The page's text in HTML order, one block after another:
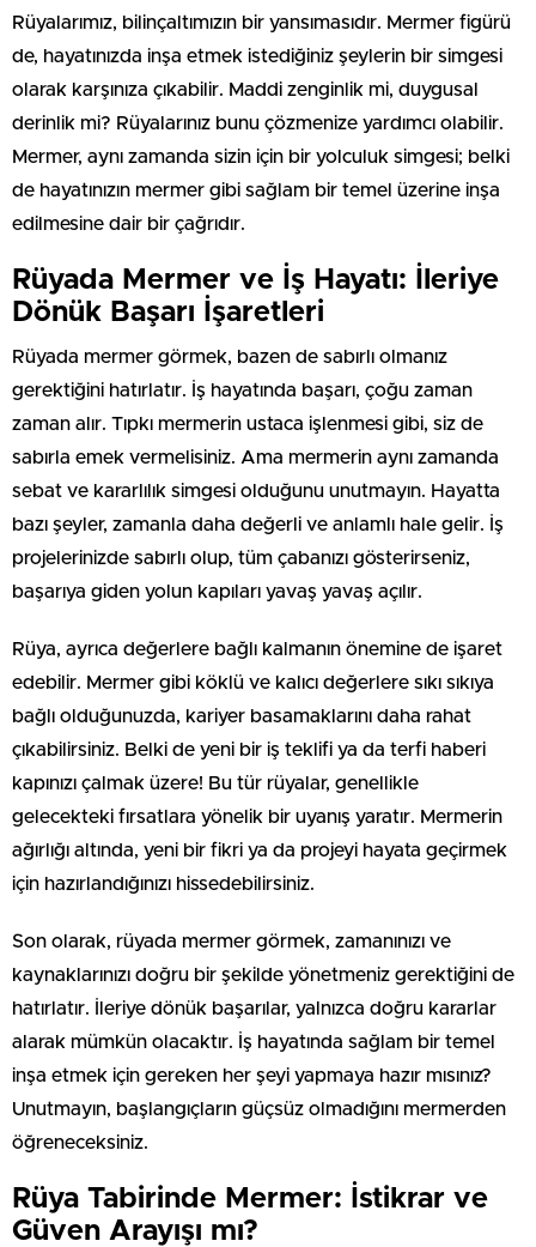
Rüyalarımız, bilinçaltımızın bir yansımasıdır. Mermer figürü
de, hayatınızda inşa etmek istediğiniz şeylerin bir simgesi
olarak karşınıza çıkabilir. Maddi zenginlik mi, duygusal
derinlik mi? Rüyalarınız bunu çözmenize yardımcı olabilir.
Mermer, aynı zamanda sizin için bir yolculuk simgesi; belki
de hayatınızın mermer gibi sağlam bir temel üzerine inşa
edilmesine dair bir çağrıdır.
Rüyada Mermer ve İş Hayatı: İleriye
Dönük Başarı İşaretleri
Rüyada mermer görmek, bazen de sabırlı olmanız
gerektiğini hatırlatır. İş hayatında başarı, çoğu zaman
zaman alır. Tıpkı mermerin ustaca işlenmesi gibi, siz de
sabırla emek vermelisiniz. Ama mermerin aynı zamanda
sebat ve kararlılık simgesi olduğunu unutmayın. Hayatta
bazı şeyler, zamanla daha değerli ve anlamlı hale gelir. İş
projelerinizde sabırlı olup, tüm çabanızı gösterirseniz,
başarıya giden yolun kapıları yavaş yavaş açılır.
Rüya, ayrıca değerlere bağlı kalmanın önemine de işaret
edebilir. Mermer gibi köklü ve kalıcı değerlere sıkı sıkıya
bağlı olduğunuzda, kariyer basamaklarını daha rahat
çıkabilirsiniz. Belki de yeni bir iş teklifi ya da terfi haberi
kapınızı çalmak üzere! Bu tür rüyalar, genellikle
gelecekteki fırsatlara yönelik bir uyanış yaratır. Mermerin
ağırlığı altında, yeni bir fikri ya da projeyi hayata geçirmek
için hazırlandığınızı hissedebilirsiniz.
Son olarak, rüyada mermer görmek, zamanınızı ve
kaynaklarınızı doğru bir şekilde yönetmeniz gerektiğini de
hatırlatır. İleriye dönük başarılar, yalnızca doğru kararlar
alarak mümkün olacaktır. İş hayatında sağlam bir temel
inşa etmek için gereken her şeyi yapmaya hazır mısınız?
Unutmayın, başlangıçların güçsüz olmadığını mermerden
öğreneceksiniz.
Rüya Tabirinde Mermer: İstikrar ve
Güven Arayışı mı?